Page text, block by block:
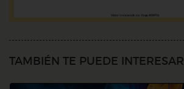
TAMBIÉN TE PUEDE INTERESAR